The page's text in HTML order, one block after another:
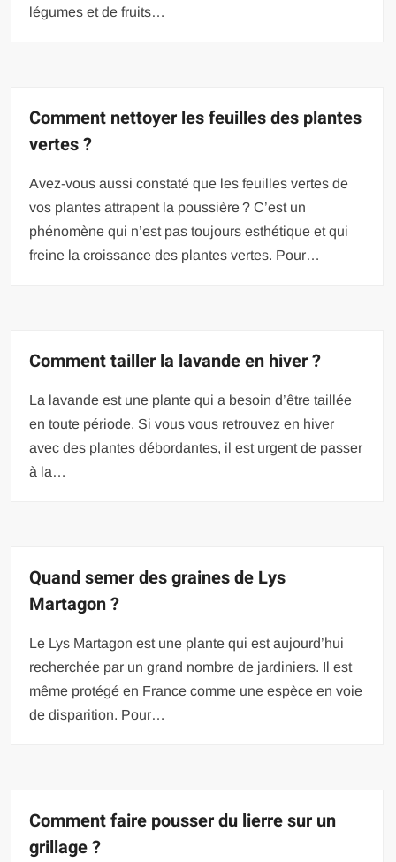
légumes et de fruits…
Comment nettoyer les feuilles des plantes
vertes ?
Avez-vous aussi constaté que les feuilles vertes de
vos plantes attrapent la poussière ? C’est un
phénomène qui n’est pas toujours esthétique et qui
freine la croissance des plantes vertes. Pour…
Comment tailler la lavande en hiver ?
La lavande est une plante qui a besoin d’être taillée
en toute période. Si vous vous retrouvez en hiver
avec des plantes débordantes, il est urgent de passer
à la…
Quand semer des graines de Lys
Martagon ?
Le Lys Martagon est une plante qui est aujourd’hui
recherchée par un grand nombre de jardiniers. Il est
même protégé en France comme une espèce en voie
de disparition. Pour…
Comment faire pousser du lierre sur un
grillage ?